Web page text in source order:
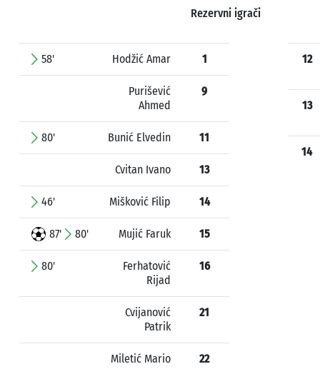
Rezervni igrači
58' Hodžić Amar 1
Purišević
Ahmed
9
80' Bunić Elvedin 11
Cvitan Ivano 13
46' Mišković Filip 14
87' 80' Mujić Faruk 15
80'
Ferhatović
Rijad
16
Cvijanović
Patrik
21
Miletić Mario 22
12
13
14